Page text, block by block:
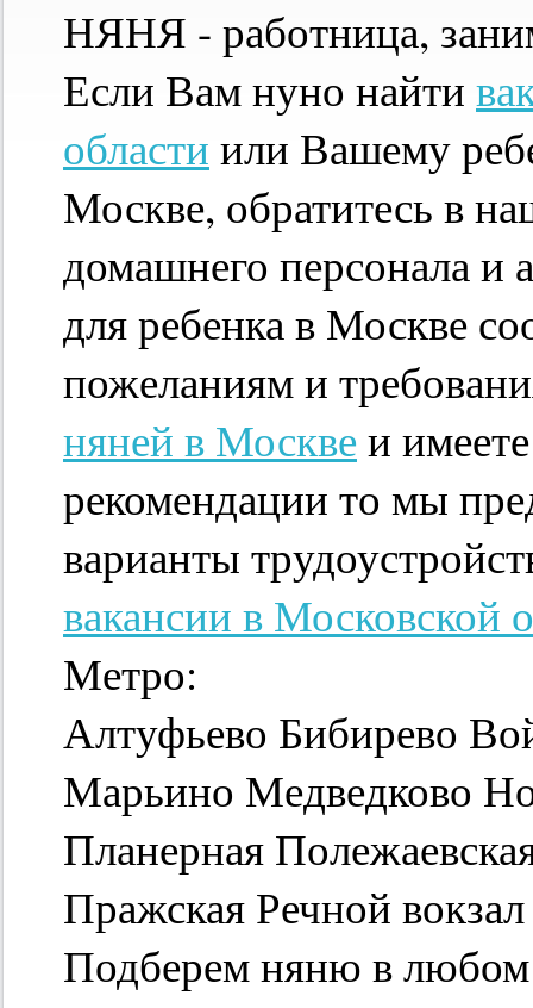
НЯНЯ - работница,
Если Вам нуно найти
области или Вашему
Москве, обратитесь в
домашнего персонала и
для ребенка в Москве
пожеланиям и
няней в Москвеи
рекомендации то мы
варианты
вакансии в Московской
Метро:
Алтуфьево Бибирево
Марьино Медведково
Планерная
Пражская Речной
Подберем няню в